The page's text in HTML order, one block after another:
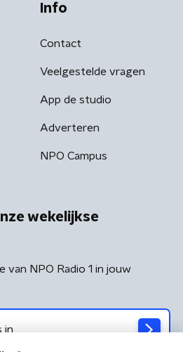
Info
Contact
Veelgestelde vragen
App de studio
Adverteren
NPO Campus
wekelijkse
van NPO Radio 1 in jouw